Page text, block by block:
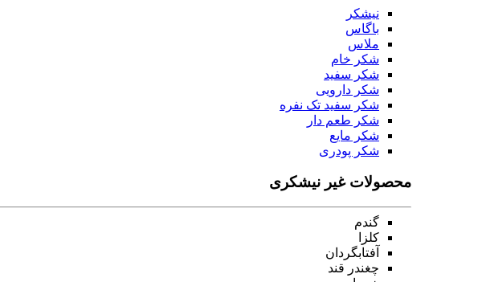
نیشکر
باگاس
ملاس
شکر خام
شکر سفید
شکر دارویی
شکر سفید تک نفره
شکر طعم دار
شکر مایع
شکر پودری
محصولات غیر نیشکری
گندم
کلزا
آفتابگردان
چغندر قند